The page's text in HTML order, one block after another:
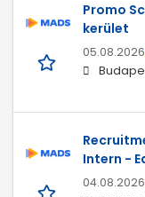
Promo
kerület
Intern -